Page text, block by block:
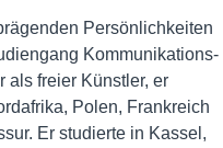
Persönlichkeiten
Kommunikations-
als freier Künstler, er
Polen, Frankreich
Er studierte in Kassel,